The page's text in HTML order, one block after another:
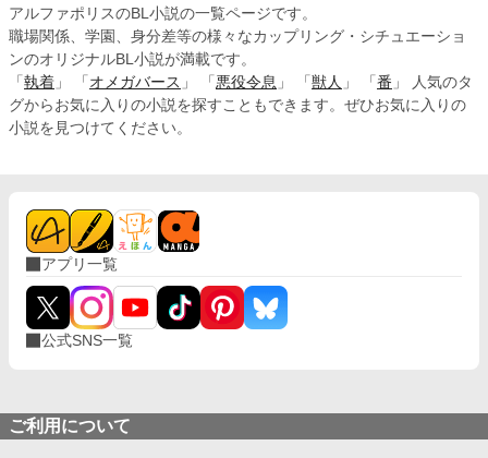
アルファポリスのBL小説の一覧ページです。
職場関係、学園、身分差等の様々なカップリング・シチュエーショ
ンのオリジナルBL小説が満載です。
「 執着 」 「 オメガバース 」 「 悪役令息 」 「 獣人 」 「 番 」 人気のタ
グからお気に入りの小説を探すこともできます。ぜひお気に入りの
小説を見つけてください。
アプリ一覧
公式SNS一覧
ご利用について